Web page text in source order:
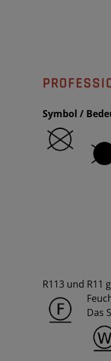
Symbol /
R113 und R11
Das